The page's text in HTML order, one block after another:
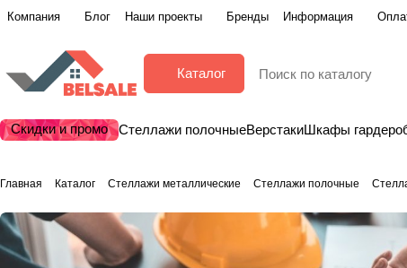
Компания Блог Наши проекты Бренды Информация
Каталог
Скидки и промо Стеллажи полочныеВерстакиШкафы
Главная Каталог Стеллажи металлические Стеллажи полочные